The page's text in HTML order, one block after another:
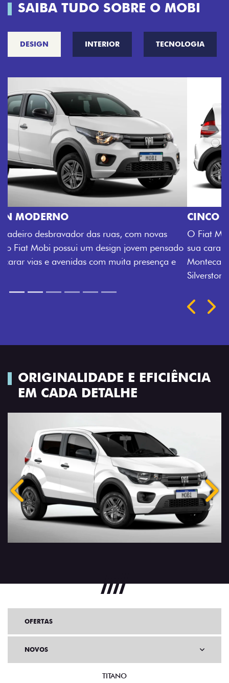
SAIBA TUDO SOBRE O MOBI
DESIGN INTERIOR TECNOLOGIA
CINCO OPÇÕES DE CORES
O Fiat Mobi tem sempre uma opção de cor que é a
sua cara. Escolha entre o Preto Vulcano, Vermelho
Montecarlo, Branco Banchisa, Prata Bari e Cinza
ORIGINALIDADE E EFICIÊNCIA
EM CADA DETALHE
Anterior
OFERTAS
NOVOS
TITANO